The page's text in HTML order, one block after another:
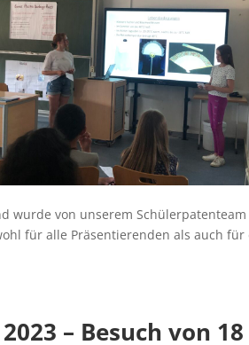
wurde von unserem Schülerpatenteam
für alle Präsentierenden als auch für
– Besuch von 18